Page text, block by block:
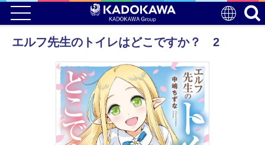
エルフ先生のトイレはどこですか？ 2